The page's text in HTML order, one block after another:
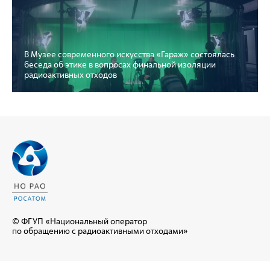
В Музее современного искусства «Гараж» состоялась
беседа об этике в вопросах финальной изоляции
радиоактивных отходов
© ФГУП «Национальный оператор
по обращению с радиоактивными отходами»